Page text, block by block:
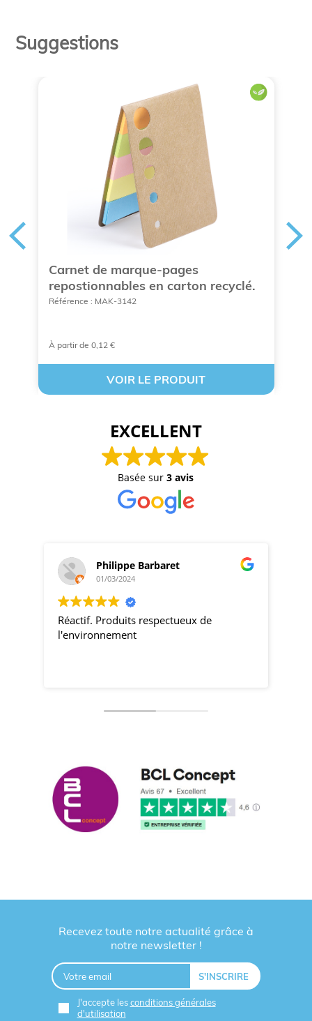
Suggestions
Carnet de marque-pages
repostionnables en carton recyclé.
Référence : MAK-3142
À partir de 0,12 €
VOIR LE PRODUIT
EXCELLENT
Basée sur3 avis
Philippe Barbaret
01/03/2024
Réactif. Produits respectueux de
l'environnement
Recevez toute notre actualité grâce à
notre newsletter !
J'accepte lesconditions générales
d'utilisation